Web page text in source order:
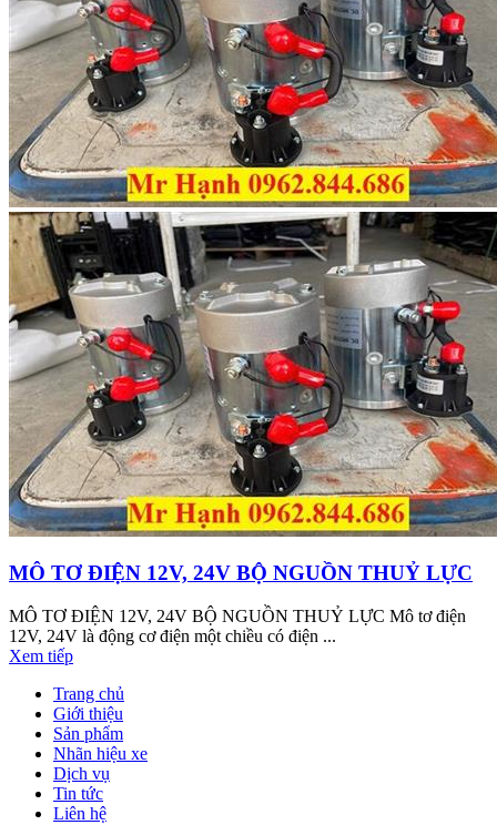
MÔ TƠ ĐIỆN 12V, 24V BỘ NGUỒN THUỶ LỰC
MÔ TƠ ĐIỆN 12V, 24V BỘ NGUỒN THUỶ LỰC Mô tơ điện
12V, 24V là động cơ điện một chiều có điện ...
Xem tiếp
Trang chủ
Giới thiệu
Sản phẩm
Nhãn hiệu xe
Dịch vụ
Tin tức
Liên hệ